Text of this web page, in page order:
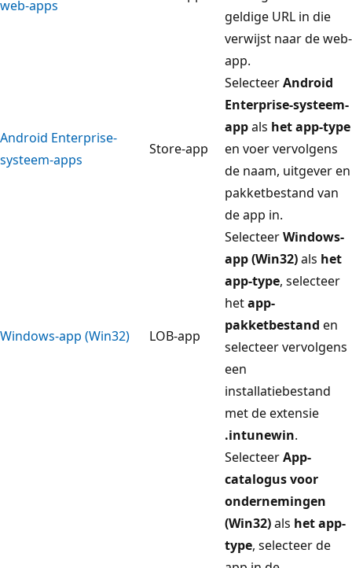
web-apps
geldige URL in die
verwijst naar de web-
app.
Android Enterprise-
systeem-apps
Store-app
SelecteerAndroid
Enterprise-systeem-
appals het app-type
en voer vervolgens
de naam, uitgever en
pakketbestand van
de app in.
Windows-app (Win32) LOB-app
SelecteerWindows-
app (Win32)als het
app-type, selecteer
hetapp-
pakketbestand en
selecteer vervolgens
een
installatiebestand
met de extensie
.intunewin.
SelecteerApp-
catalogus voor
ondernemingen
(Win32)als het app-
type, selecteer de